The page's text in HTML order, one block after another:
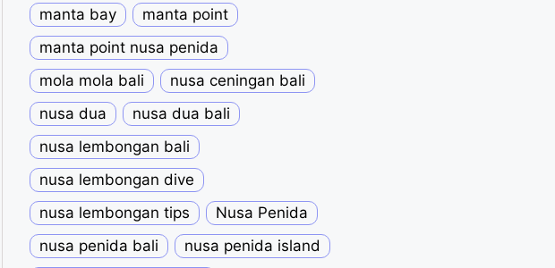
manta bay
manta point
manta point nusa penida
mola mola bali
nusa ceningan bali
nusa dua
nusa dua bali
nusa lembongan bali
nusa lembongan dive
nusa lembongan tips
Nusa Penida
nusa penida bali
nusa penida island